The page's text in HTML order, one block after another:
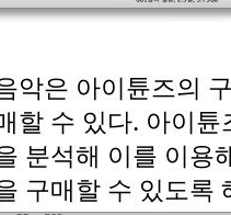
악은 아이튠즈의
할 수 있다. 아이튠
분석해 이를 이용
구매할 수 있도록